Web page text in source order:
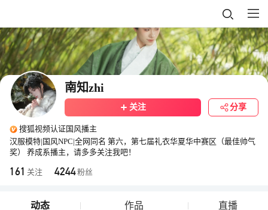
南知zhi
关注 分享
搜狐视频认证国风播主
汉服模特|国风NPC|全网同名 第六，第七届礼衣华夏华中赛区（最佳帅气
奖） 养成系播主，请多多关注我吧！
161 关注 4244粉丝
动态 作品 直播